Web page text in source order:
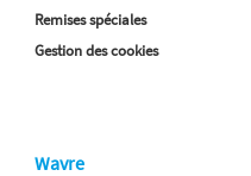
Remises spéciales
Gestion des cookies
Wavre